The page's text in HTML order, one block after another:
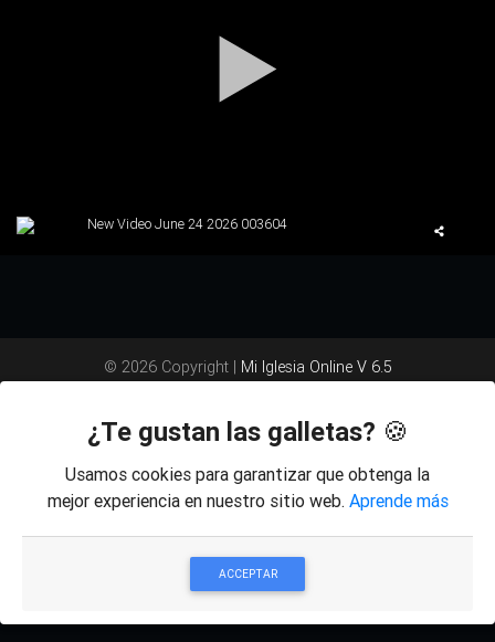
New Video June 24 2026 003604
¿Te gustan las galletas? 🍪
Usamos cookies para garantizar que obtenga la
mejor experiencia en nuestro sitio web. Aprende más
ACCEPTAR
© 2026 Copyright | Mi Iglesia Online V 6.5